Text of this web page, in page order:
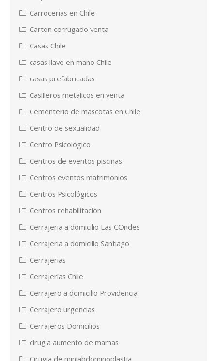
Carrocerias en Chile
Carton corrugado venta
Casas Chile
casas llave en mano Chile
casas prefabricadas
Casilleros metalicos en venta
Cementerio de mascotas en Chile
Centro de sexualidad
Centro Psicológico
Centros de eventos piscinas
Centros eventos matrimonios
Centros Psicológicos
Centros rehabilitación
Cerrajeria a domicilio Las COndes
Cerrajeria a domicilio Santiago
Cerrajerias
Cerrajerías Chile
Cerrajero a domicilio Providencia
Cerrajero urgencias
Cerrajeros Domicilios
cirugia aumento de mamas
Cirugia de miniabdominoplastia